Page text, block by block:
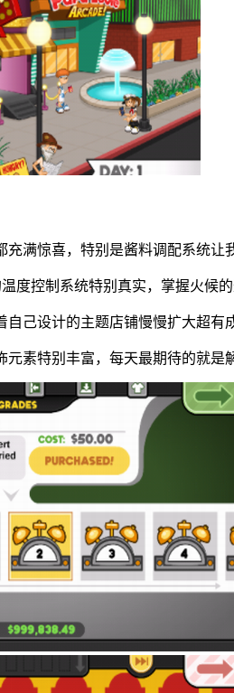
满惊喜，特别是酱料调配系统让
度控制系统特别真实，掌握火候
己设计的主题店铺慢慢扩大超有
素特别丰富，每天最期待的就是